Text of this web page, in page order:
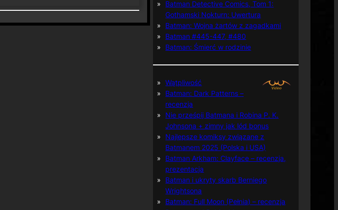
Batman Detective Comics, Tom 1:
Gothamski Nokturn: Uwertura
Batman: Wojna żartów z zagadkami
Batman #445-447, #480
Batman: Śmierć w rodzinie
Wątpliwość
Batman: Dark Patterns –
recenzja
Nie prześpij Batmana i Robina P. K.
Johnsona + zimny jak lód bonus
Najlepsze komiksy związane z
Batmanem 2025 (Polska i USA)
Batman Arkham: Clayface – recenzja,
prezentacja
Batman i ukryty skarb Berniego
Wrightsona
Batman: Full Moon (Pełnia) – recenzja